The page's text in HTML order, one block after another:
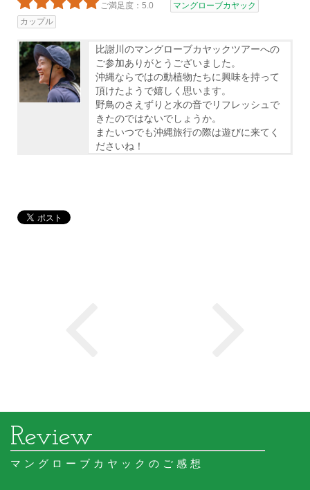
ご満足度：5.0
マングローブカヤック
カップル
比謝川のマングローブカヤックツアーへの
ご参加ありがとうございました。
沖縄ならではの動植物たちに興味を持って
頂けたようで嬉しく思います。
野鳥のさえずりと水の音でリフレッシュで
きたのではないでしょうか。
またいつでも沖縄旅行の際は遊びに来てく
ださいね！
マングローブカヤックのご感想